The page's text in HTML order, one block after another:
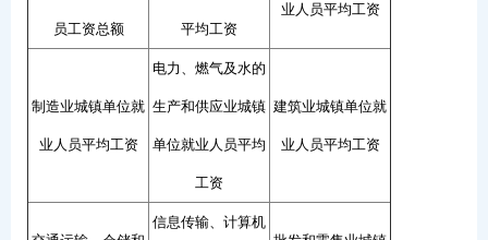
员工资总额 平均工资
业人员平均工资
制造业城镇单位就
业人员平均工资
电力、燃气及水的
生产和供应业城镇
单位就业人员平均
工资
建筑业城镇单位就
业人员平均工资
信息传输、计算机